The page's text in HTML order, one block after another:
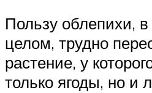
Пользу облепихи,
целом, трудно
растение, у
только ягоды, но и